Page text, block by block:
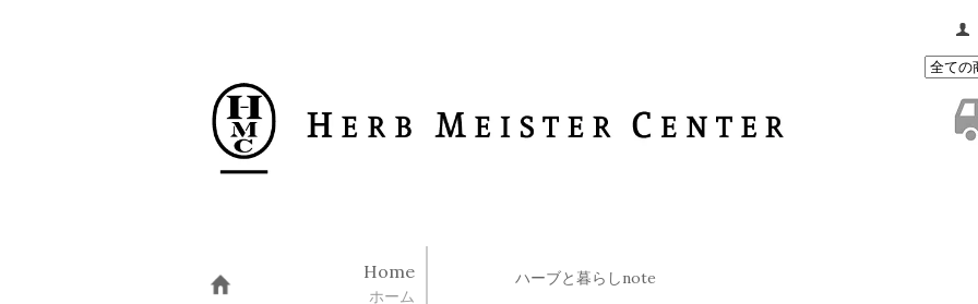
ハーブと暮らしnote
Home
ホーム